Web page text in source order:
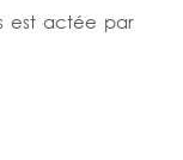
est actée par